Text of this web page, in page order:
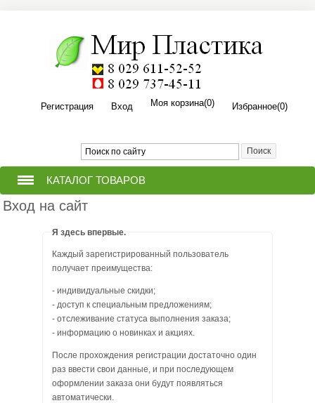
Регистрация Вход Моя корзина(0) Избранное(0)
КАТАЛОГ ТОВАРОВ
ТЕПЛИЦЫ ИЗ ПОЛИКАРБОНАТА
(ПЕЧИ,КАМИНА,БАНИ,КОТЛА).
ПОЛИКАРБОНАТ СОТОВЫЙ
САДОВЫЕ КАЧЕЛИ
МАНГАЛЫ
СКАМЕЙКИ, СТОЛЫ САДОВЫЕ
Вход на сайт
Я здесь впервые.
Каждый зарегистрированный пользователь
получает преимущества:
- индивидуальные скидки;
- доступ к специальным предложениям;
- отслеживание статуса выполнения заказа;
- информацию о новинках и акциях.
После прохождения регистрации достаточно один
раз ввести свои данные, и при последующем
оформлении заказа они будут появляться
автоматически.